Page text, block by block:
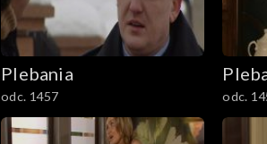
Plebania
odc. 1457 odc.